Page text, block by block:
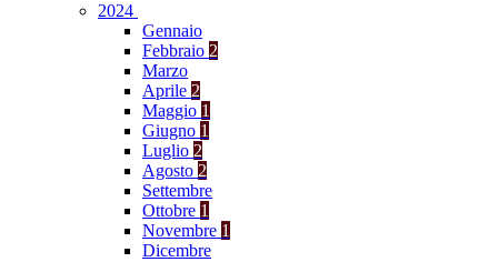
2024
Gennaio
Febbraio 2
Marzo
Aprile 2
Maggio 1
Giugno 1
Luglio 2
Agosto 2
Settembre
Ottobre 1
Novembre 1
Dicembre